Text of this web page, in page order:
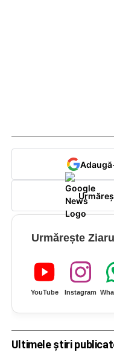
Urmărește
YouTube Instagram
Ultimele știri